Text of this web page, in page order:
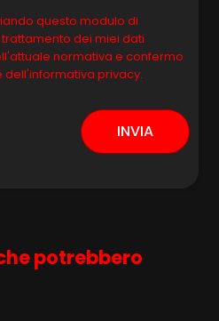
questo modulo di
dei miei dati
normativa e confermo
dell'informativa privacy.
INVIA
potrebbero